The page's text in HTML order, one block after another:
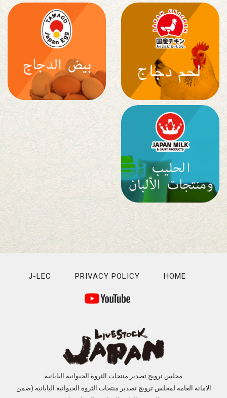
HOME
PRIVACY POLICY
J-LEC
مجلس ترويج تصدير منتجات الثروة الحيوانية اليابانية
الامانة العامة لمجلس ترويج تصدير منتجات الثروة الحيوانية اليابانية (ضمن